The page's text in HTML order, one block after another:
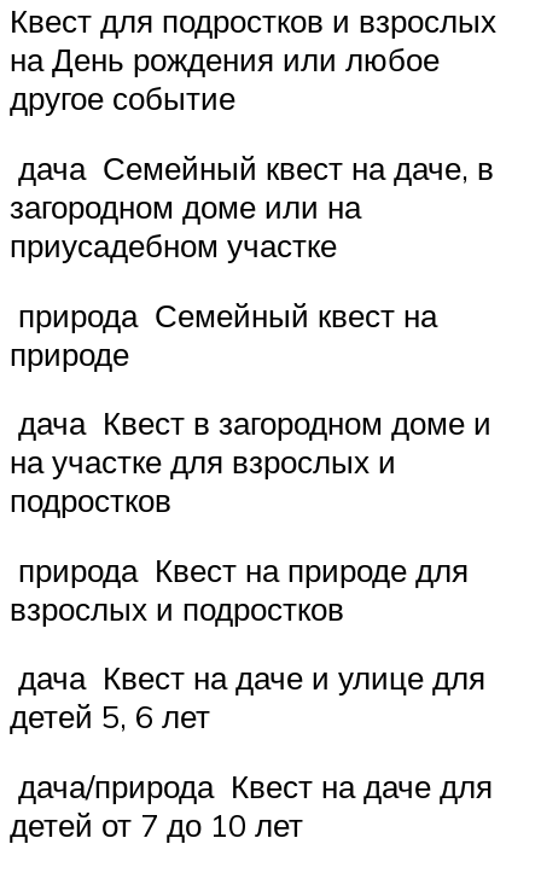
Квест для подростков и взрослых
на День рождения или любое
другое событие
дача Семейный квест на даче, в
загородном доме или на
приусадебном участке
природа Семейный квест на
природе
дача Квест в загородном доме и
на участке для взрослых и
подростков
природа Квест на природе для
взрослых и подростков
дача Квест на даче и улице для
детей 5, 6 лет
дача/природа Квест на даче для
детей от 7 до 10 лет